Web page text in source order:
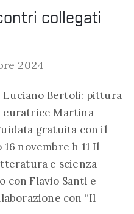
collegati
2024
Luciano Bertoli: pittura
curatrice Martina
gratuita con il
novembre h 11 Il
e scienza
con Flavio Santi e
con “Il